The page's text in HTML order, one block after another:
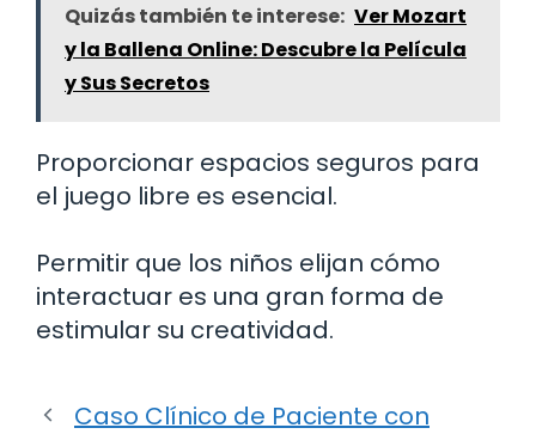
Quizás también te interese: Ver Mozart
y la Ballena Online: Descubre la Película
y Sus Secretos
Proporcionar espacios seguros para
el juego libre es esencial.
Permitir que los niños elijan cómo
interactuar es una gran forma de
estimular su creatividad.
Caso Clínico de Paciente con